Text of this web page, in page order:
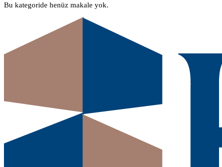
Bu kategoride henüz makale yok.